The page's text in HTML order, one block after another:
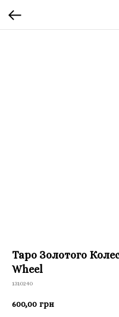
Таро Золотого
Wheel
1310240
600,00 грн